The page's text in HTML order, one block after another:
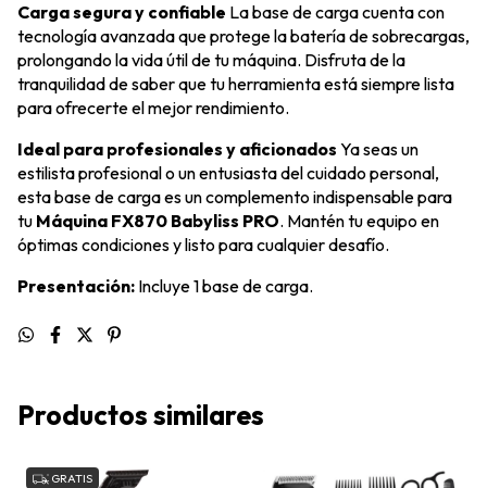
Carga segura y confiable La base de carga cuenta con
tecnología avanzada que protege la batería de sobrecargas,
prolongando la vida útil de tu máquina. Disfruta de la
tranquilidad de saber que tu herramienta está siempre lista
para ofrecerte el mejor rendimiento.
Ideal para profesionales y aficionados Ya seas un
estilista profesional o un entusiasta del cuidado personal,
esta base de carga es un complemento indispensable para
tu Máquina FX870 Babyliss PRO. Mantén tu equipo en
óptimas condiciones y listo para cualquier desafío.
Presentación: Incluye 1 base de carga.
Productos similares
GRATIS